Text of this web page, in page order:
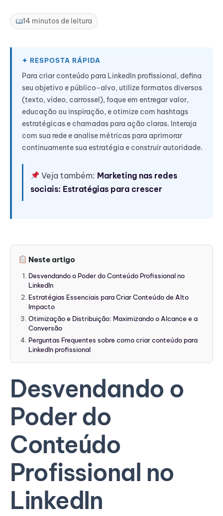
14 minutos de leitura
Para criar conteúdo para LinkedIn profissional, defina
seu objetivo e público-alvo, utilize formatos diversos
(texto, vídeo, carrossel), foque em entregar valor,
educação ou inspiração, e otimize com hashtags
estratégicas e chamadas para ação claras. Interaja
com sua rede e analise métricas para aprimorar
continuamente sua estratégia e construir autoridade.
Veja também: Marketing nas redes
sociais: Estratégias para crescer
Neste artigo
Desvendando o Poder do Conteúdo Profissional no
LinkedIn
Estratégias Essenciais para Criar Conteúdo de Alto
Impacto
Otimização e Distribuição: Maximizando o Alcance e a
Conversão
Perguntas Frequentes sobre como criar conteúdo para
LinkedIn profissional
Desvendando o
Poder do
Conteúdo
Profissional no
LinkedIn